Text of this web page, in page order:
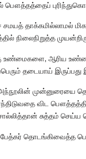
பௌத்தத்தைப்
சமயத் தாக்கமில்லாமல்
நிலைநிறுத்த
ஆரிய
தடையாய்
முன்னுரையை
விட பௌத்தத்தின்
சுத்தம் செய்ய